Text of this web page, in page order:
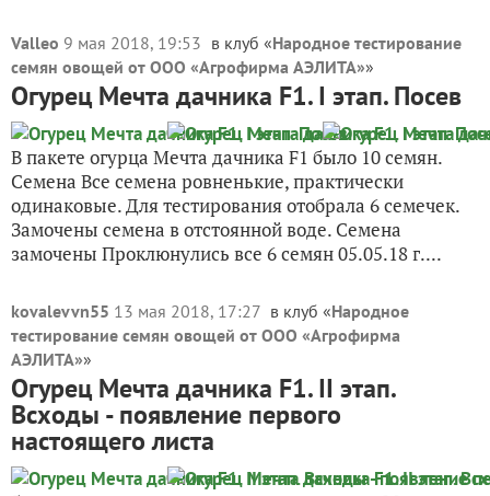
Valleo 9 мая 2018, 19:53 в клуб «Народное тестирование
семян овощей от ООО «Агрофирма АЭЛИТА»»
Огурец Мечта дачника F1. I этап. Посев
В пакете огурца Мечта дачника F1 было 10 семян.
Семена Все семена ровненькие, практически
одинаковые. Для тестирования отобрала 6 семечек.
Замочены семена в отстоянной воде. Семена
замочены Проклюнулись все 6 семян 05.05.18 г....
kovalevvn55 13 мая 2018, 17:27 в клуб «Народное
тестирование семян овощей от ООО «Агрофирма
АЭЛИТА»»
Огурец Мечта дачника F1. II этап.
Всходы - появление первого
настоящего листа